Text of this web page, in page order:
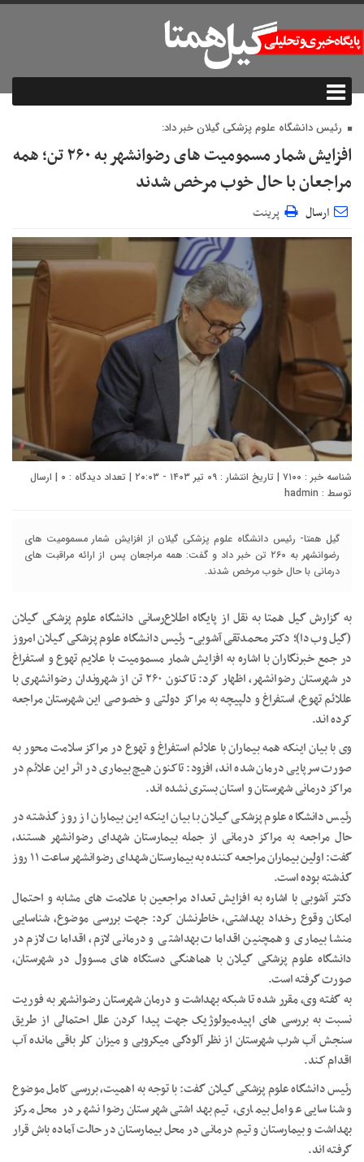
رئیس دانشگاه علوم پزشکی گیلان خبر داد:
افزایش شمار مسمومیت های رضوانشهر به ۲۶۰ تن؛ همه
مراجعان با حال خوب مرخص شدند
ارسال پرینت
شناسه خبر : ۷۱۰۰ | تاریخ انتشار : ۰۹ تیر ۱۴۰۳ - ۲۰:۰۳ | تعداد دیدگاه : ۰ | ارسال
توسط : hadmin
گیل همتا- رئیس دانشگاه علوم پزشکی گیلان از افزایش شمار مسمومیت های
رضوانشهر به ۲۶۰ تن خبر داد و گفت: همه مراجعان پس از ارائه مراقبت های
درمانی با حال خوب مرخص شدند.
به گزارش گیل همتا به نقل از پایگاه اطلاع‌رسانی دانشگاه علوم پزشکی گیلان
(گیل وب‌دا)؛ دکتر محمدتقی آشوبی- رئیس دانشگاه علوم پزشکی گیلان امروز
در جمع خبرنگاران با اشاره به افزایش شمار مسمومیت با علایم تهوع و استفراغ
در شهرستان رضوانشهر، اظهار کرد: تاکنون ۲۶۰ تن از شهروندان رضوانشهری با
عللائم تهوع، استفراغ و دلپیچه به مراکز دولتی و خصوصی این شهرستان مراجعه
کرده اند.
وی با بیان اینکه همه بیماران با علائم استفراغ و تهوع در مراکز سلامت محور به
صورت سرپایی درمان شده اند، افزود: تاکنون هیچ بیماری در اثر این علائم در
مراکز درمانی شهرستان و استان بستری نشده اند.
رئیس دانشگاه علوم پزشکی گیلان با بیان اینکه این بیماران از روز گذشته در
حال مراجعه به مراکز درمانی از جمله بیمارستان شهدای رضوانشهر هستند،
گفت: اولین بیماران مراجعه کننده به بیمارستان شهدای رضوانشهر ساعت ۱۱ روز
گذشته بوده است.
دکتر آشوبی با اشاره به افزایش تعداد مراجعین با علامت های مشابه و احتمال
امکان وقوع رخداد بهداشتی، خاطرنشان کرد: جهت بررسی موضوع، شناسایی
منشا بیماری و همچنین اقدامات بهداشتی و درمانی لازم، اقدامات لازم در
دانشگاه علوم پزشکی گیلان با هماهنگی دستگاه های مسوول در شهرستان،
صورت گرفته است.
به گفته وی، مقرر شده تا شبکه بهداشت و درمان شهرستان رضوانشهر به فوریت
نسبت به بررسی های اپیدمیولوژیک جهت پیدا کردن علل احتمالی از طریق
سنجش آب شرب شهرستان از نظر آلودگی میکروبی و میزان کلر باقی مانده آب
اقدام کند.
رئیس دانشگاه علوم پزشکی گیلان گفت: با توجه به اهمیت، بررسی کامل موضوع
و شناسایی عوامل بیماری، تیم بهداشتی شهرستان رضوانشهر در محل مرکز
بهداشت و بیمارستان و تیم درمانی در محل بیمارستان در حالت آماده باش قرار
گرفته اند.